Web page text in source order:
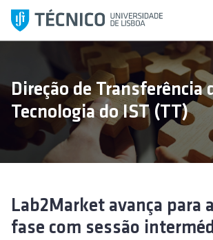
l
a
Direção de Transferência
Tecnologia do IST (TT)
Lab2Market avança para
fase com sessão